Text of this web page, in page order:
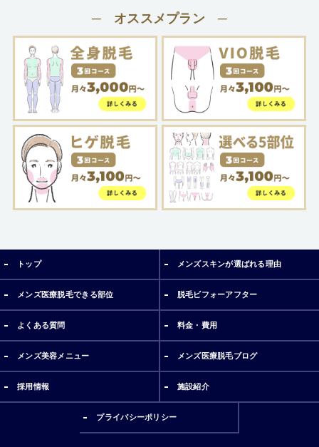
─ オススメプラン ─
トップ メンズスキンが選ばれる理由
メンズ医療脱毛できる部位 脱毛ビフォーアフター
よくある質問 料金・費用
メンズ美容メニュー メンズ医療脱毛ブログ
採用情報 施設紹介
プライバシーポリシー